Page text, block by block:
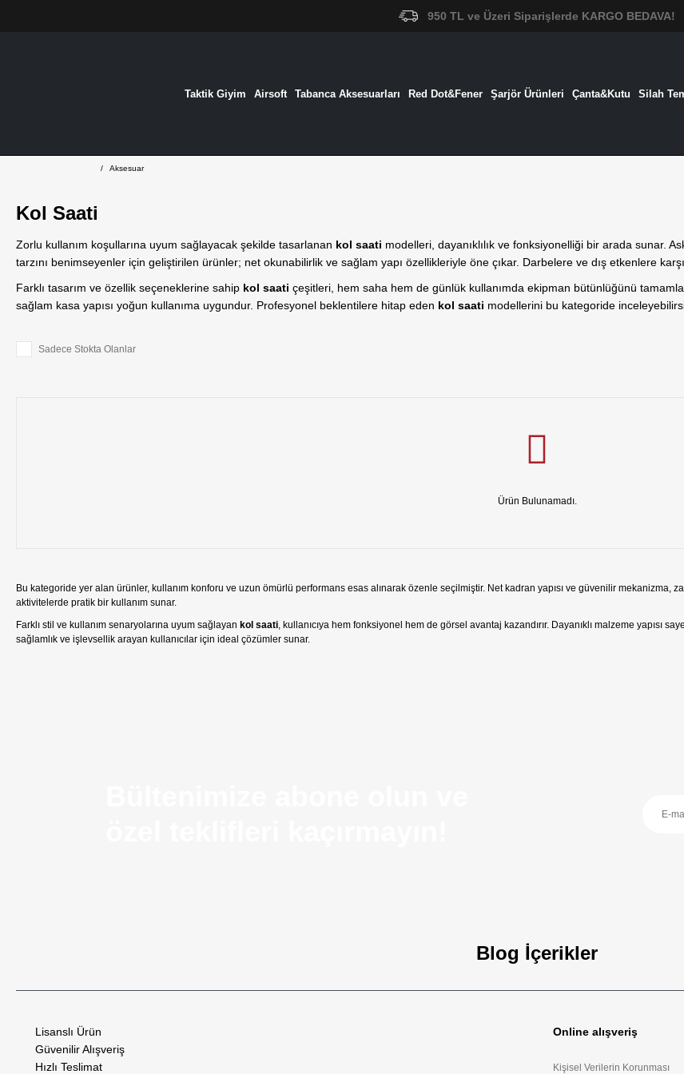
950 TL ve Üzeri Siparişlerde KARGO BEDAVA!
Taktik Giyim Airsoft Tabanca Aksesuarları Red Dot&Fener Şarjör Ürünleri Çanta&Kutu Silah
Aksesuar
Kol Saati
Zorlu kullanım koşullarına uyum sağlayacak şekilde tasarlanan kol saati modelleri, dayanıklılık ve fonksiyonelliği bir arada sunar.
tarzını benimseyenler için geliştirilen ürünler; net okunabilirlik ve sağlam yapı özellikleriyle öne çıkar. Darbelere ve dış etkenlere
Farklı tasarım ve özellik seçeneklerine sahip kol saati çeşitleri, hem saha hem de günlük kullanımda ekipman bütünlüğünü
sağlam kasa yapısı yoğun kullanıma uygundur. Profesyonel beklentilere hitap eden kol saati modellerini bu kategoride
Sadece Stokta Olanlar
Ürün Bulunamadı.
Bu kategoride yer alan ürünler, kullanım konforu ve uzun ömürlü performans esas alınarak özenle seçilmiştir. Net kadran yapısı ve güvenilir mekanizma,
aktivitelerde pratik bir kullanım sunar.
Farklı stil ve kullanım senaryolarına uyum sağlayan kol saati, kullanıcıya hem fonksiyonel hem de görsel avantaj kazandırır. Dayanıklı malzeme yapısı
sağlamlık ve işlevsellik arayan kullanıcılar için ideal çözümler sunar.
Blog İçerikler
Airsoft silah nedir, nerelerde kullanılır? Airsoft silah fiyatları, SAR9 airsoft silah özellikleri ve taşıma kuralları bu rehberde.
Lisanslı Ürün
Güvenilir Alışveriş
Hızlı Teslimat
Online alışveriş
Kişisel Verilerin Korunması